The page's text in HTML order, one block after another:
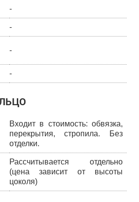
-
-
-
-
Входит в стоимость: обвязка,
перекрытия, стропила. Без
отделки.
Рассчитывается отдельно
(цена зависит от высоты
цоколя)